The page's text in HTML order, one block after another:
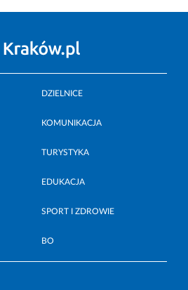
DZIELNICE
KOMUNIKACJA
TURYSTYKA
EDUKACJA
SPORT I ZDROWIE
BO